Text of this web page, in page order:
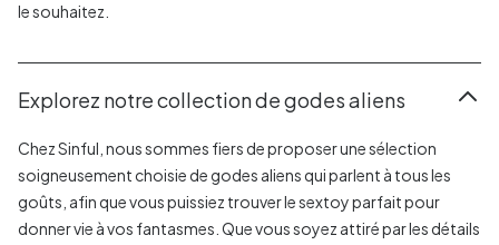
le souhaitez.
Explorez notre collection de godes aliens
Chez Sinful, nous sommes fiers de proposer une sélection
soigneusement choisie de godes aliens qui parlent à tous les
goûts, afin que vous puissiez trouver le sextoy parfait pour
donner vie à vos fantasmes. Que vous soyez attiré par les détails